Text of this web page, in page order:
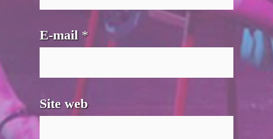
E-mail *
Site web